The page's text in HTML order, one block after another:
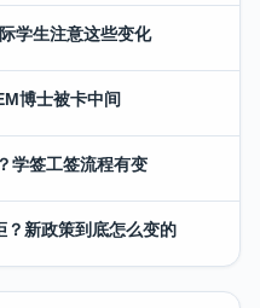
学生注意这些变化
博士被卡中间
学签工签流程有变
新政策到底怎么变的